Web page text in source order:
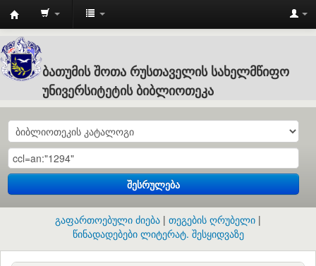
Batumi
Shota
Rustaveli
State
University
ბათუმის
შოთა
რუსთაველის
სახელმწიფო
უნივერსიტეტის
ბიბლიოთეკა
ბათუმის შოთა რუსთაველის სახელმწიფო
უნივერსიტეტის ბიბლიოთეკა
შესრულება
გაფართოებული ძიება თეგების ღრუბელი
წინადადებები ლიტერატ. შესყიდვაზე